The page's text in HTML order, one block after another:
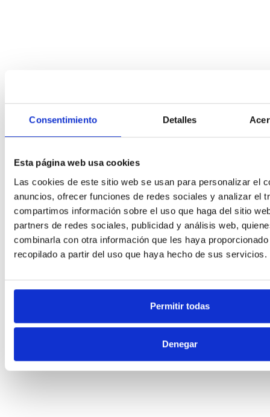
Consentimiento Detalles
Esta página web usa cookies
Las cookies de este sitio web se usan para personalizar el
anuncios, ofrecer funciones de redes sociales y analizar el
compartimos información sobre el uso que haga del sitio
partners de redes sociales, publicidad y análisis web,
combinarla con otra información que les haya
recopilado a partir del uso que haya hecho de sus servicios.
Permitir todas
Denegar